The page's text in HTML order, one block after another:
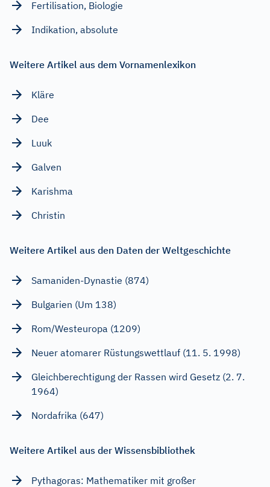
Fertilisation, Biologie
Indikation, absolute
Weitere Artikel aus dem Vornamenlexikon
Kläre
Dee
Luuk
Galven
Karishma
Christin
Weitere Artikel aus den Daten der Weltgeschichte
Samaniden-Dynastie (874)
Bulgarien (Um 138)
Rom/Westeuropa (1209)
Neuer atomarer Rüstungswettlauf (11. 5. 1998)
Gleichberechtigung der Rassen wird Gesetz (2. 7.
1964)
Nordafrika (647)
Weitere Artikel aus der Wissensbibliothek
Pythagoras: Mathematiker mit großer